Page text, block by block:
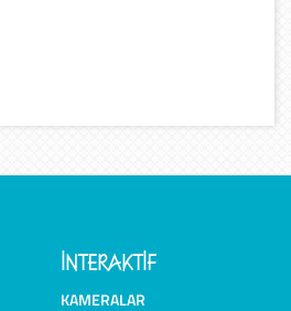
İNTERAKTİF
KAMERALAR